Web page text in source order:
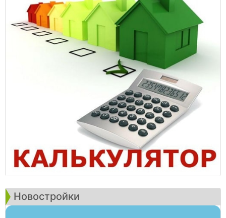
Новостройки